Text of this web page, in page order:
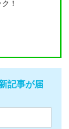
！
記事が届